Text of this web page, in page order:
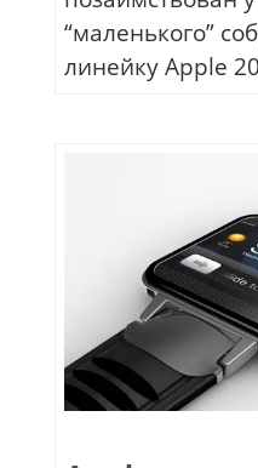
“маленького”
линейку Apple